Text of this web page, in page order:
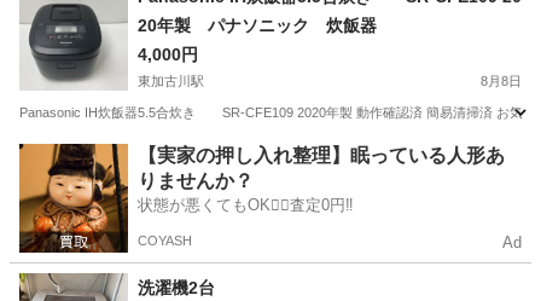
20年製 パナソニック 炊飯器
4,000円
東加古川駅 8月8日
Panasonic IH炊飯器5.5合炊き SR-CFE109 2020年製 動作確認済 簡易清掃済 お気軽
兵庫 加古川市 東加古川駅 キッチン家電
【実家の押し入れ整理】眠っている人形あ
りませんか？
状態が悪くてもOK🙆‍♀️査定0円‼️
COYASH Ad
洗濯機2台